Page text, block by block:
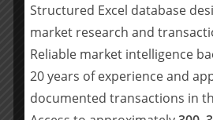
Expansionsfinanzierung
Unternehmen. Im Unterschied zu
Finanzinvestoren, die lediglich
managen, fungiert die NORD
„Evergreen Fund“ ohne
investiert aus der eigenen Bilanz.
Structured Excel database
market research and
Reliable market intelligence
20 years of experience and
documented transactions in